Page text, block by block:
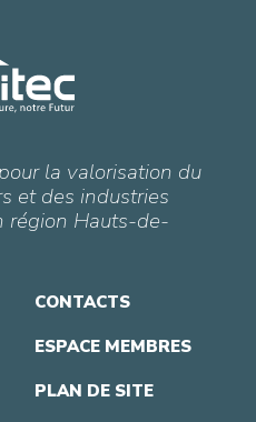
la valorisation du
et des industries
région Hauts-de-
CONTACTS
ESPACE MEMBRES
PLAN DE SITE